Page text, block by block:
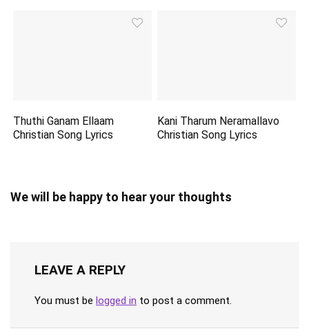
Thuthi Ganam Ellaam
Christian Song Lyrics
Kani Tharum Neramallavo
Christian Song Lyrics
We will be happy to hear your thoughts
LEAVE A REPLY
You must be logged in to post a comment.